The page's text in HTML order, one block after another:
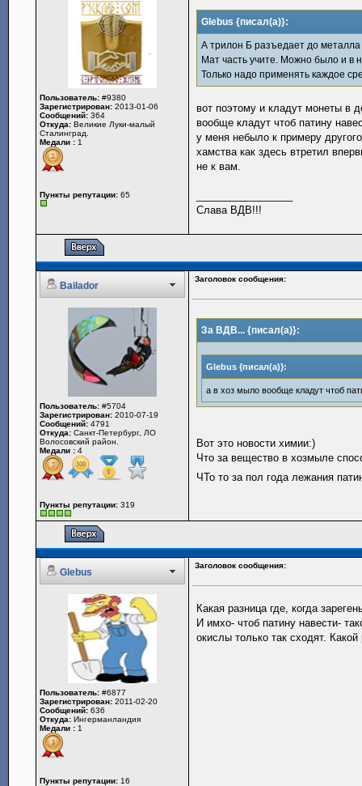
Пользователь: #9380
Зарегистрирован: 2013-01-06
Сообщений: 364
Откуда: Великие Луки-малый
Сталинград.
Медали : 1
Пункты репутации: 65
Glebus {писал(а)}:
А трилон Б разъедает до
Мат часть учите. Можно было и в
Только надо применять каждое
вот поэтому и кладут монеты в
вообще кладут чтоб патину
у меня небыло к примеру
хамства как здесь втретил
не к вам.
Слава ВДВ!!!
Bailador
Заголовок сообщения:
Пользователь: #5704
Зарегистрирован: 2010-07-19
Сообщений: 4791
Откуда: Санкт-Петербург, ЛО
Волосовский район.
Медали : 4
Пункты репутации: 319
За ВДВ... {писал(а)}:
Glebus {писал(а)}:
а в хоз мыло вообще кладут чтоб
Вот это новости химии:)
Что за вещество в хозмыле
ЧТо то за пол года лежания
Glebus
Заголовок сообщения:
Пользователь: #6877
Зарегистрирован: 2011-02-20
Сообщений: 636
Откуда: Ингерманландия
Медали : 1
Пункты репутации: 16
Какая разница где, когда
И имхо- чтоб патину навести-
окислы только так сходят.